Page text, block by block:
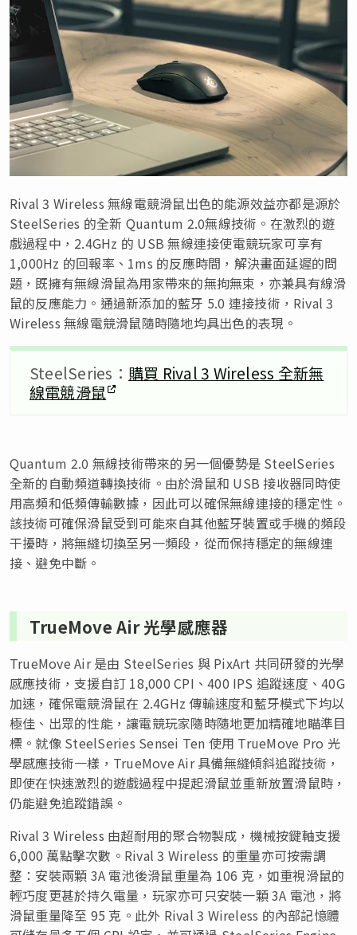
Rival 3 Wireless 無線電競滑鼠出色的能源效益亦都是源於
SteelSeries 的全新 Quantum 2.0無線技術。在激烈的遊
戲過程中，2.4GHz 的 USB 無線連接使電競玩家可享有
1,000Hz 的回報率、1ms 的反應時間，解決畫面延遲的問
題，既擁有無線滑鼠為用家帶來的無拘無束，亦兼具有線滑
鼠的反應能力。通過新添加的藍牙 5.0 連接技術，Rival 3
Wireless 無線電競滑鼠隨時隨地均具出色的表現。
SteelSeries： 購買 Rival 3 Wireless 全新無
線電競滑鼠
Quantum 2.0 無線技術帶來的另一個優勢是 SteelSeries
全新的自動頻道轉換技術。由於滑鼠和 USB 接收器同時使
用高頻和低頻傳輸數據，因此可以確保無線連接的穩定性。
該技術可確保滑鼠受到可能來自其他藍牙裝置或手機的頻段
干擾時，將無縫切換至另一頻段，從而保持穩定的無線連
接、避免中斷。
TrueMove Air 光學感應器
TrueMove Air 是由 SteelSeries 與 PixArt 共同研發的光學
感應技術，支援自訂 18,000 CPI、400 IPS 追蹤速度、40G
加速，確保電競滑鼠在 2.4GHz 傳輸速度和藍牙模式下均以
極佳、出眾的性能，讓電競玩家隨時隨地更加精確地瞄準目
標。就像 SteelSeries Sensei Ten 使用 TrueMove Pro 光
學感應技術一樣，TrueMove Air 具備無縫傾斜追蹤技術，
即使在快速激烈的遊戲過程中提起滑鼠並重新放置滑鼠時，
仍能避免追蹤錯誤。
Rival 3 Wireless 由超耐用的聚合物製成，機械按鍵軸支援
6,000 萬點擊次數。Rival 3 Wireless 的重量亦可按需調
整：安裝兩顆 3A 電池後滑鼠重量為 106 克，如重視滑鼠的
輕巧度更甚於持久電量，玩家亦可只安裝一顆 3A 電池，將
滑鼠重量降至 95 克。此外 Rival 3 Wireless 的內部記憶體